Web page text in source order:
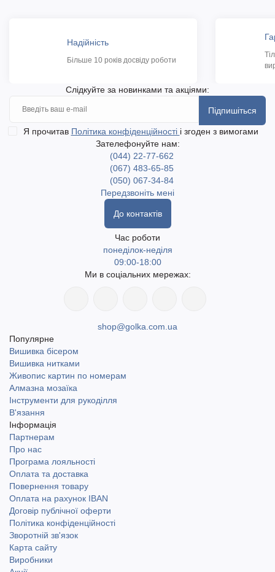
Надійність
Більше 10 років досвіду роботи
Слідкуйте за новинками та акціями:
Підпишіться
Я прочитав Політика конфіденційності і згоден з вимогами
Зателефонуйте нам:
(044) 22-77-662
(067) 483-65-85
(050) 067-34-84
Передзвоніть мені
До контактів
Час роботи
понеділок-неділя
09:00-18:00
Ми в соціальних мережах:
shop@golka.com.ua
Популярне
Вишивка бісером
Вишивка нитками
Живопис картин по номерам
Алмазна мозаїка
Інструменти для рукоділля
В'язання
Інформація
Партнерам
Про нас
Програма лояльності
Оплата та доставка
Повернення товару
Оплата на рахунок IBAN
Договір публічної оферти
Політика конфіденційності
Зворотній зв'язок
Карта сайту
Виробники